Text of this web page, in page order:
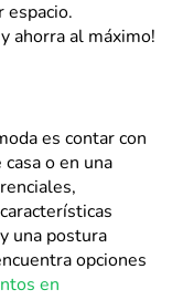
espacio.
ahorra al máximo!
es contar con
o en una
una postura
opciones
en